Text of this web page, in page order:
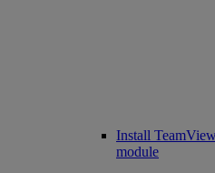
Install
module